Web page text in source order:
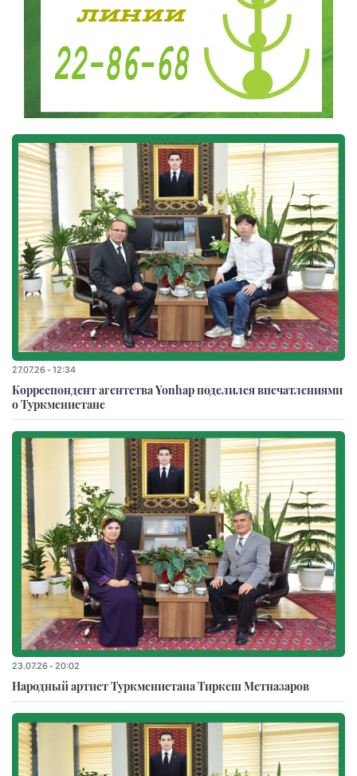
27.07.26 - 12:34
Корреспондент агентства Yonhap поделился впечатлениями
о Туркменистане
23.07.26 - 20:02
Народный артист Туркменистана Тиркеш Мeтназаров